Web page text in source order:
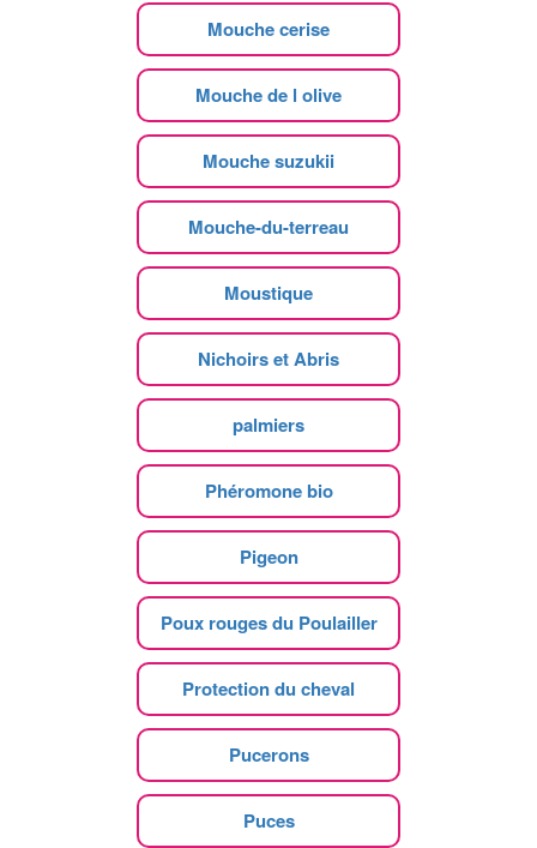
Mouche cerise
Mouche de l olive
Mouche suzukii
Mouche-du-terreau
Moustique
Nichoirs et Abris
palmiers
Phéromone bio
Pigeon
Poux rouges du Poulailler
Protection du cheval
Pucerons
Puces